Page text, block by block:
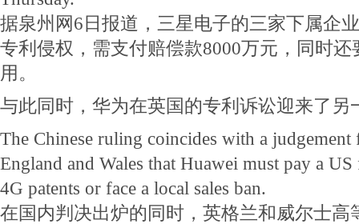
据泉州网6日报道，三星电子的三家下属企
专利侵权，需支付赔偿款8000万元，同时
用。
与此同时，华为在英国的专利诉讼迎来了另
The Chinese ruling coincides with a
England and Wales that Huawei must pay a
4G patents or face a local sales ban.
在国内判决出炉的同时，英格兰和威尔士高